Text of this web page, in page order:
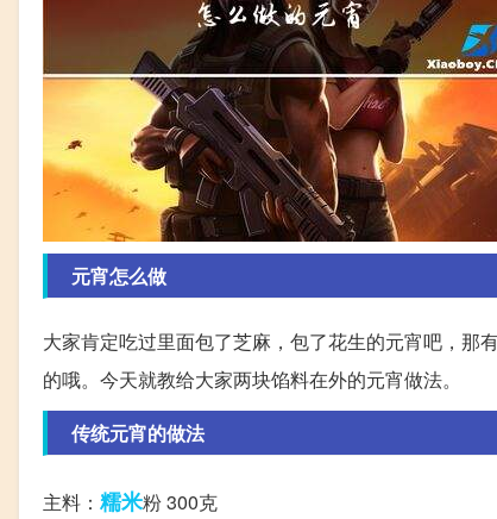
元宵怎么做
大家肯定吃过里面包了芝麻，包了花生的元宵吧，那
的哦。今天就教给大家两块馅料在外的元宵做法。
传统元宵的做法
主料： 糯米粉 300克